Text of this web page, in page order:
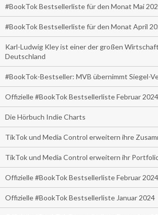
#BookTok Bestsellerliste für den Monat Mai
#BookTok Bestsellerliste für den Monat April
Karl-Ludwig Kley ist einer der großen
Deutschland
#BookTok-Bestseller: MVB übernimmt Siegel-
Offizielle #BookTok Bestsellerliste Februar 2024
Die Hörbuch Indie Charts
TikTok und Media Control erweitern ihre
TikTok und Media Control erweitern ihr
Offizielle #BookTok Bestsellerliste Februar 2024
Offizielle #BookTok Bestsellerliste Januar 2024